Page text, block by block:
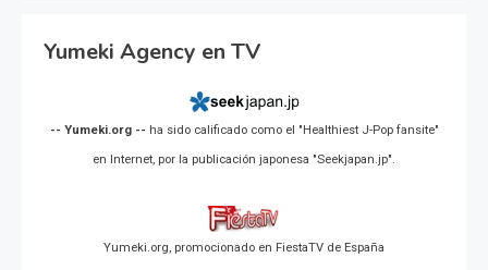
Yumeki Agency en TV
-- Yumeki.org -- ha sido calificado como el "Healthiest J-Pop fansite"
en Internet, por la publicación japonesa "Seekjapan.jp".
Yumeki.org, promocionado en FiestaTV de España